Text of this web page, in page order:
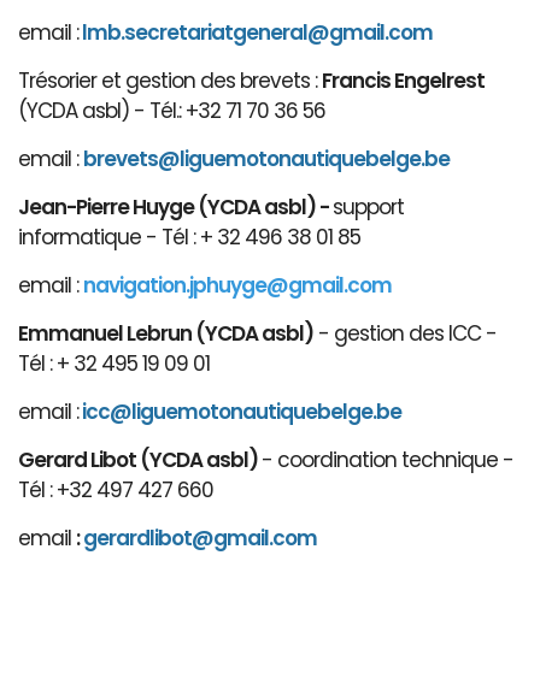
email :lmb.secretariatgeneral@gmail.com
Trésorier et gestion des brevets :Francis Engelrest
(YCDA asbl) - Tél.: +32 71 70 36 56
email :brevets@liguemotonautiquebelge.be
Jean-Pierre Huyge (YCDA asbl) -support
informatique - Tél : + 32 496 38 01 85
email :navigation.jphuyge@gmail.com
Emmanuel Lebrun (YCDA asbl) - gestion des ICC -
Tél : + 32 495 19 09 01
email :icc@liguemotonautiquebelge.be
Gerard Libot (YCDA asbl)- coordination technique -
Tél : +32 497 427 660
email :gerardlibot@gmail.com